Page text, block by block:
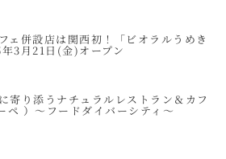
ェ併設店は関西初！「ビオラルうめき
3月21日(金)オープン
寄り添うナチュラルレストラン＆カフ
ペ ）～フードダイバーシティ～